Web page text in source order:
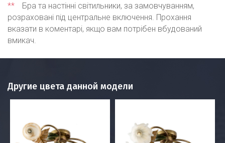
**
Бра та настінні світильники, за замовчуванням,
розраховані під центральне включення. Прохання
вказати в коментарі, якщо вам потрібен вбудований
вмикач.
Другие цвета данной модели